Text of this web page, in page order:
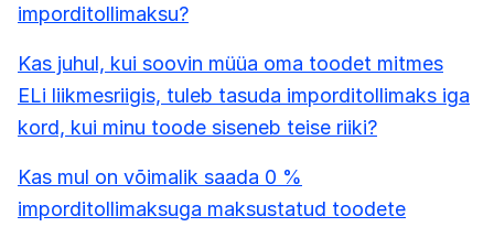
imporditollimaksu?
Kas juhul, kui soovin müüa oma toodet mitmes
ELi liikmesriigis, tuleb tasuda imporditollimaks iga
kord, kui minu toode siseneb teise riiki?
Kas mul on võimalik saada 0 %
imporditollimaksuga maksustatud toodete